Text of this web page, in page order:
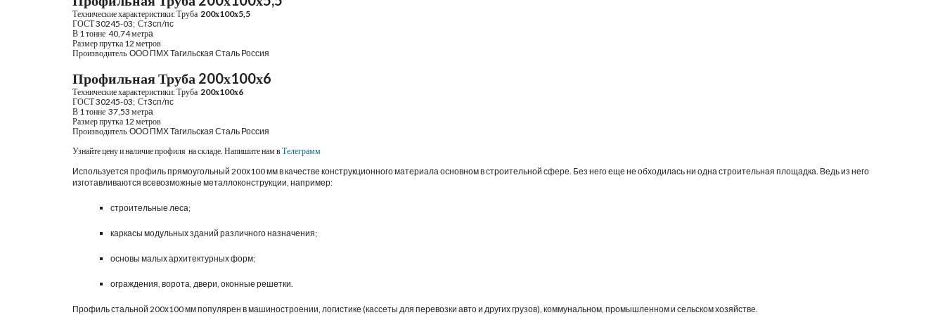
Технические характеристики: Труба 200х100х5,5
ГОСТ 30245-03;  Ст3сп/пс
В 1 тонне 40,74метра
Размер прутка 12 метров
Производитель ООО ПМХ Тагильская Сталь Россия
Профильная Труба 200х100х6
Технические характеристики: Труба 200х100х6
ГОСТ 30245-03;  Ст3сп/пс
В 1 тонне 37,53 метра
Размер прутка 12 метров
Производитель ООО ПМХ Тагильская Сталь Россия
Узнайте цену и наличие профиля  на складе. Напишите нам вТелеграмм
Используется профиль прямоугольный 200х100 мм в качестве конструкционного материала основном в строительной сфере. Без него еще не обходилась ни одна строительная площадка. Ведь из него
изготавливаются всевозможные металлоконструкции, например:
строительные леса;
каркасы модульных зданий различного назначения;
основы малых архитектурных форм;
ограждения, ворота, двери, оконные решетки.
Профиль стальной 200х100 мм популярен в машиностроении, логистике (кассеты для перевозки авто и других грузов), коммунальном, промышленном и сельском хозяйстве.